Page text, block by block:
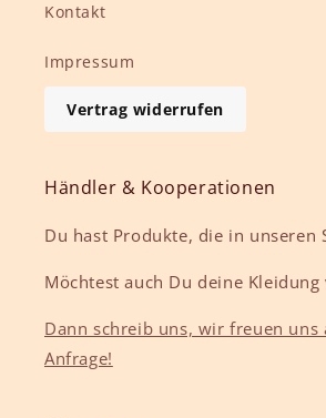
Kontakt
Impressum
Vertrag widerrufen
Händler & Kooperationen
Du hast Produkte, die in unseren
Möchtest auch Du deine Kleidung
Dann schreib uns, wir freuen uns
Anfrage!